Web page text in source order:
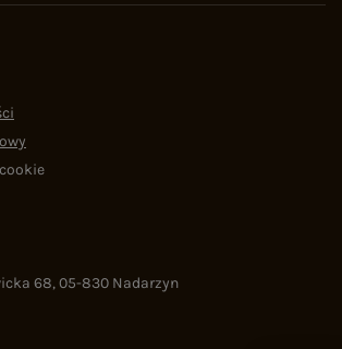
68,05-830 Nadarzyn